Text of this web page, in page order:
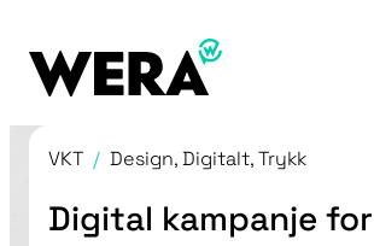
VKT / Design, Digitalt, Trykk
Digital kampanje for